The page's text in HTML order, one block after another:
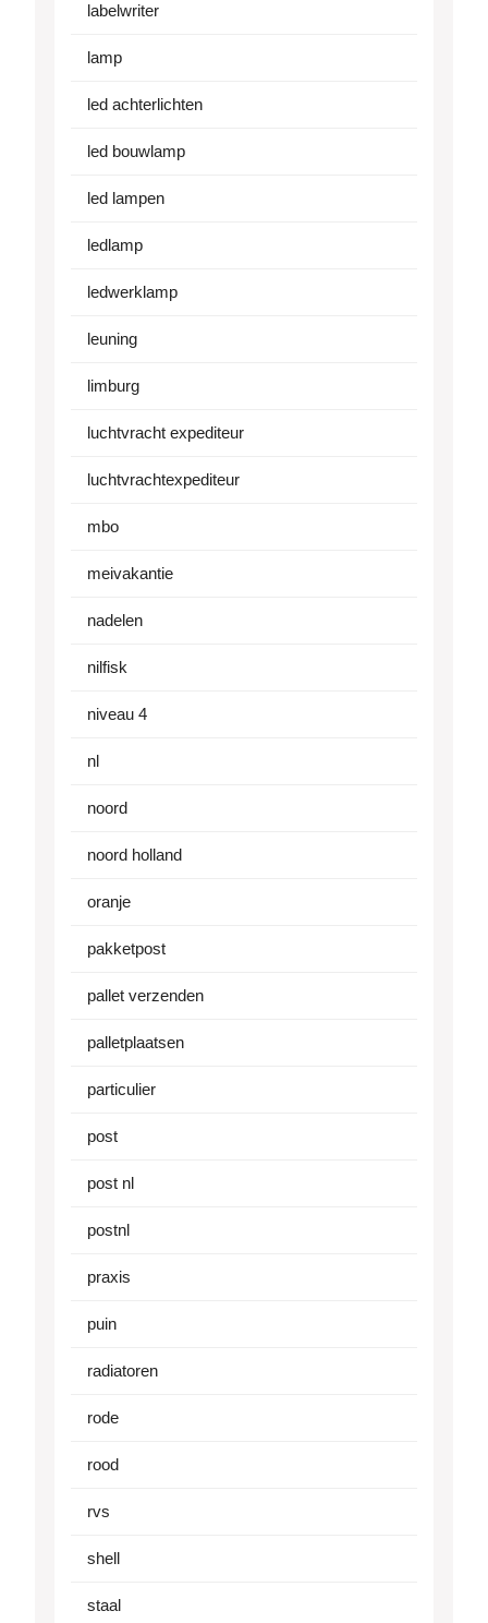
labelwriter
lamp
led achterlichten
led bouwlamp
led lampen
ledlamp
ledwerklamp
leuning
limburg
luchtvracht expediteur
luchtvrachtexpediteur
mbo
meivakantie
nadelen
nilfisk
niveau 4
nl
noord
noord holland
oranje
pakketpost
pallet verzenden
palletplaatsen
particulier
post
post nl
postnl
praxis
puin
radiatoren
rode
rood
rvs
shell
staal